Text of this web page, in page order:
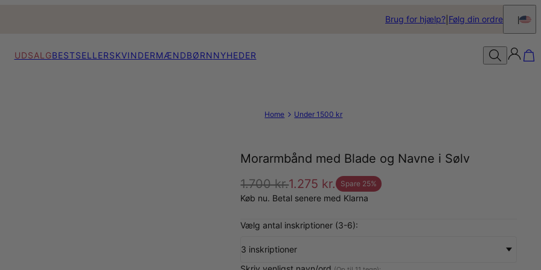
Brug for hjælp? Følg din ordre
UDSALGBESTSELLERSKVINDERMÆNDBØRNNYHEDER
Home Under 1500 kr
Morarmbånd med Blade og Navne i Sølv
1.700 kr.1.275 kr. Spare 25%
Køb nu. Betal senere med Klarna
Vælg antal inskriptioner (3-6):
3 inskriptioner